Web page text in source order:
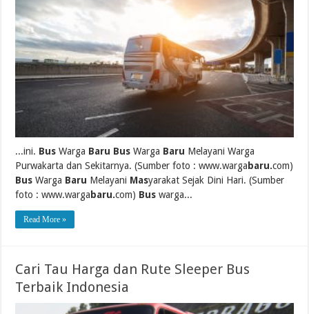
...ini. Bus Warga Baru Bus Warga Baru Melayani Warga
Purwakarta dan Sekitarnya. (Sumber foto : www.wargabaru.com)
Bus Warga Baru Melayani Masyarakat Sejak Dini Hari. (Sumber
foto : www.wargabaru.com) Bus warga...
Read More »
Cari Tau Harga dan Rute Sleeper Bus
Terbaik Indonesia